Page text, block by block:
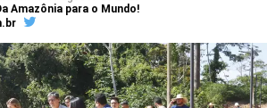
Quando enxergamos que a
construção adequada à nossa realidade
Alessandra Perez Lima, destacou a
Amazônia para o Mundo!